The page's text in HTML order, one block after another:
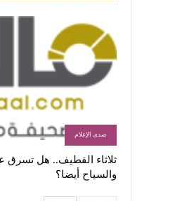
صدى الإعلام
ثلاثاء القطيف.. هل تسرق
والسياح أيضا؟